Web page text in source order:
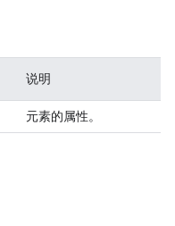
说明
元素的属性。